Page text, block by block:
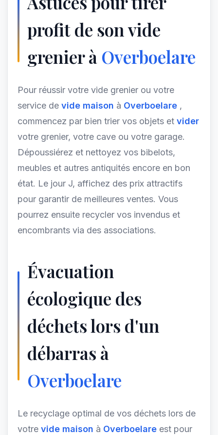
profit de son vide
grenier à Overboelare
Pour réussir votre vide grenier ou votre
service de vide maison à Overboelare ,
commencez par bien trier vos objets et vider
votre grenier, votre cave ou votre garage.
Dépoussiérez et nettoyez vos bibelots,
meubles et autres antiquités encore en bon
état. Le jour J, affichez des prix attractifs
pour garantir de meilleures ventes. Vous
pourrez ensuite recycler vos invendus et
encombrants via des associations.
Évacuation
écologique des
déchets lors d'un
débarras à
Overboelare
Le recyclage optimal de vos déchets lors de
votre vide maison à Overboelare est pour